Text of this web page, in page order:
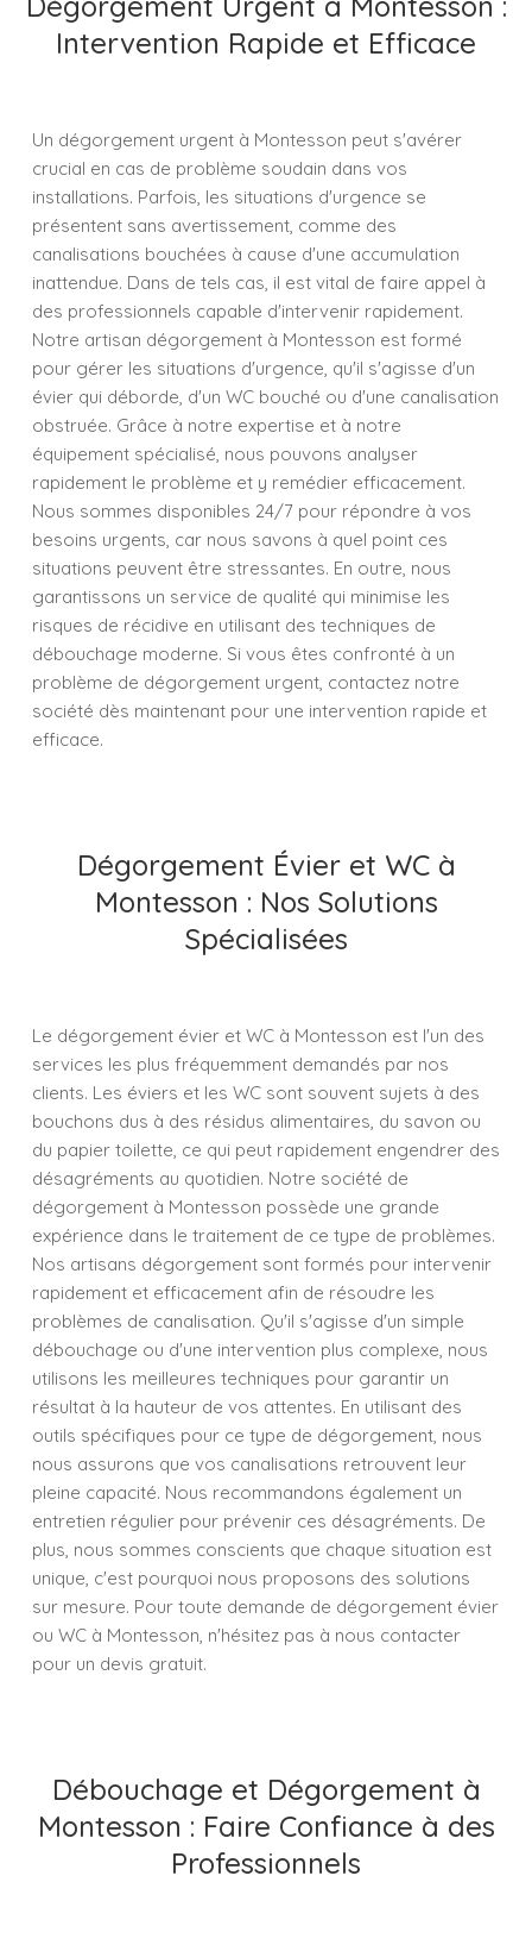
Intervention Rapide et Efficace
Un dégorgement urgent à Montesson peut s'avérer
crucial en cas de problème soudain dans vos
installations. Parfois, les situations d'urgence se
présentent sans avertissement, comme des
canalisations bouchées à cause d'une accumulation
inattendue. Dans de tels cas, il est vital de faire appel à
des professionnels capable d'intervenir rapidement.
Notre artisan dégorgement à Montesson est formé
pour gérer les situations d'urgence, qu'il s'agisse d'un
évier qui déborde, d'un WC bouché ou d'une canalisation
obstruée. Grâce à notre expertise et à notre
équipement spécialisé, nous pouvons analyser
rapidement le problème et y remédier efficacement.
Nous sommes disponibles 24/7 pour répondre à vos
besoins urgents, car nous savons à quel point ces
situations peuvent être stressantes. En outre, nous
garantissons un service de qualité qui minimise les
risques de récidive en utilisant des techniques de
débouchage moderne. Si vous êtes confronté à un
problème de dégorgement urgent, contactez notre
société dès maintenant pour une intervention rapide et
efficace.
Dégorgement Évier et WC à
Montesson : Nos Solutions
Spécialisées
Le dégorgement évier et WC à Montesson est l'un des
services les plus fréquemment demandés par nos
clients. Les éviers et les WC sont souvent sujets à des
bouchons dus à des résidus alimentaires, du savon ou
du papier toilette, ce qui peut rapidement engendrer des
désagréments au quotidien. Notre société de
dégorgement à Montesson possède une grande
expérience dans le traitement de ce type de problèmes.
Nos artisans dégorgement sont formés pour intervenir
rapidement et efficacement afin de résoudre les
problèmes de canalisation. Qu'il s'agisse d'un simple
débouchage ou d'une intervention plus complexe, nous
utilisons les meilleures techniques pour garantir un
résultat à la hauteur de vos attentes. En utilisant des
outils spécifiques pour ce type de dégorgement, nous
nous assurons que vos canalisations retrouvent leur
pleine capacité. Nous recommandons également un
entretien régulier pour prévenir ces désagréments. De
plus, nous sommes conscients que chaque situation est
unique, c'est pourquoi nous proposons des solutions
sur mesure. Pour toute demande de dégorgement évier
ou WC à Montesson, n'hésitez pas à nous contacter
pour un devis gratuit.
Débouchage et Dégorgement à
Montesson : Faire Confiance à des
Professionnels